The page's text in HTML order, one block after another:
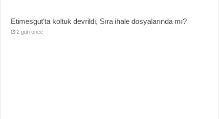
Etimesgut’ta koltuk devrildi, Sıra ihale dosyalarında mı?
2 gün önce